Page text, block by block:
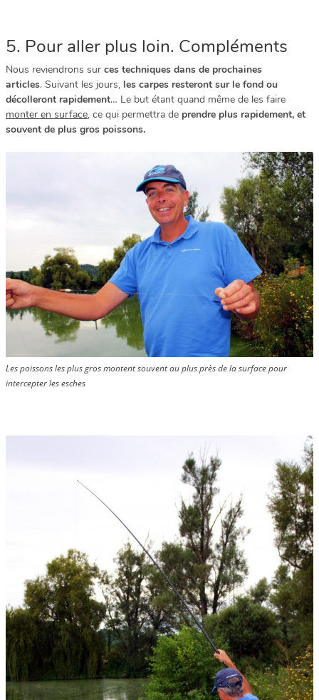
5. Pour aller plus loin. Compléments
Nous reviendrons sur ces techniques dans de prochaines
articles. Suivant les jours, les carpes resteront sur le fond ou
décolleront rapidement… Le but étant quand même de les faire
monter en surface, ce qui permettra de prendre plus rapidement, et
souvent de plus gros poissons.
Les poissons les plus gros montent souvent au plus près de la surface pour
intercepter les esches